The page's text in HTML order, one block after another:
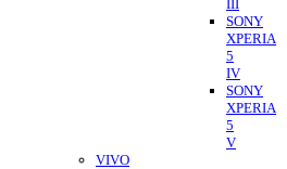
III
SONY
XPERIA
5
IV
SONY
XPERIA
5
V
VIVO